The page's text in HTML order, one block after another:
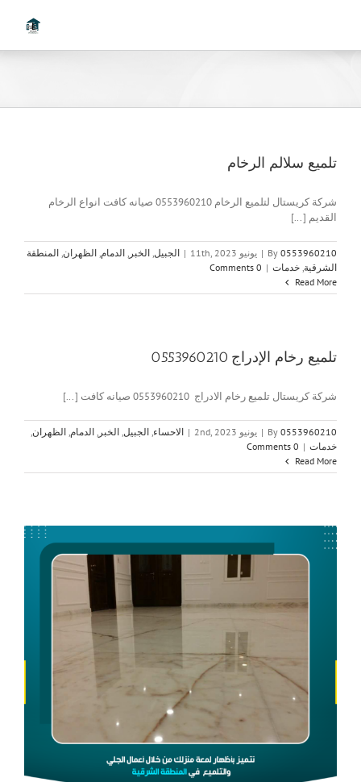
تلميع سلالم الرخام
شركة كريستال لتلميع الرخام 0553960210 صيانه كافت انواع الرخام
القديم [...]
By 0553960210
| يونيو 11th, 2023 | الجبيل الخبر الدمام الظهران المنطقة
الشرقية خدمات |
0 Comments
Read More
تلميع رخام الإدراج 0553960210
شركة كريستال تلميع رخام الادراج 0553960210 صيانه كافت [...]
By 0553960210
| يونيو 2nd, 2023 | الاحساء الجبيل الخبر الدمام الظهران
خدمات |
0 Comments
Read More